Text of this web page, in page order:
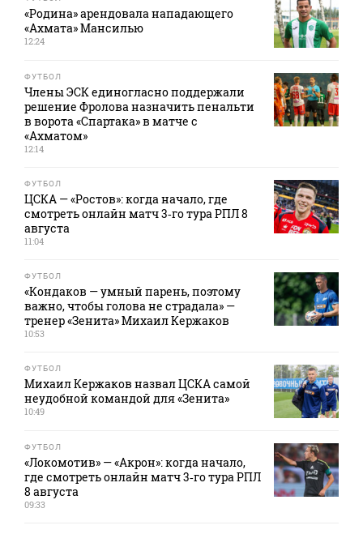
«Родина» арендовала нападающего
«Ахмата» Мансилью
12:24
ФУТБОЛ
Члены ЭСК единогласно поддержали
решение Фролова назначить пенальти
в ворота «Спартака» в матче с
«Ахматом»
12:14
ФУТБОЛ
ЦСКА — «Ростов»: когда начало, где
смотреть онлайн матч 3‑го тура РПЛ 8
августа
11:04
ФУТБОЛ
«Кондаков — умный парень, поэтому
важно, чтобы голова не страдала» —
тренер «Зенита» Михаил Кержаков
10:53
ФУТБОЛ
Михаил Кержаков назвал ЦСКА самой
неудобной командой для «Зенита»
10:49
ФУТБОЛ
«Локомотив» — «Акрон»: когда начало,
где смотреть онлайн матч 3‑го тура РПЛ
8 августа
09:33